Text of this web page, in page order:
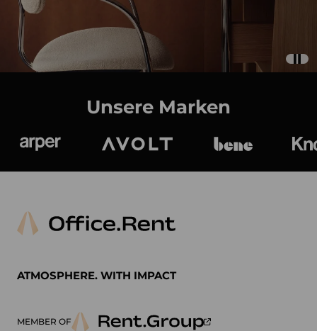
Unsere Marken
ATMOSPHERE. WITH IMPACT
MEMBER OF